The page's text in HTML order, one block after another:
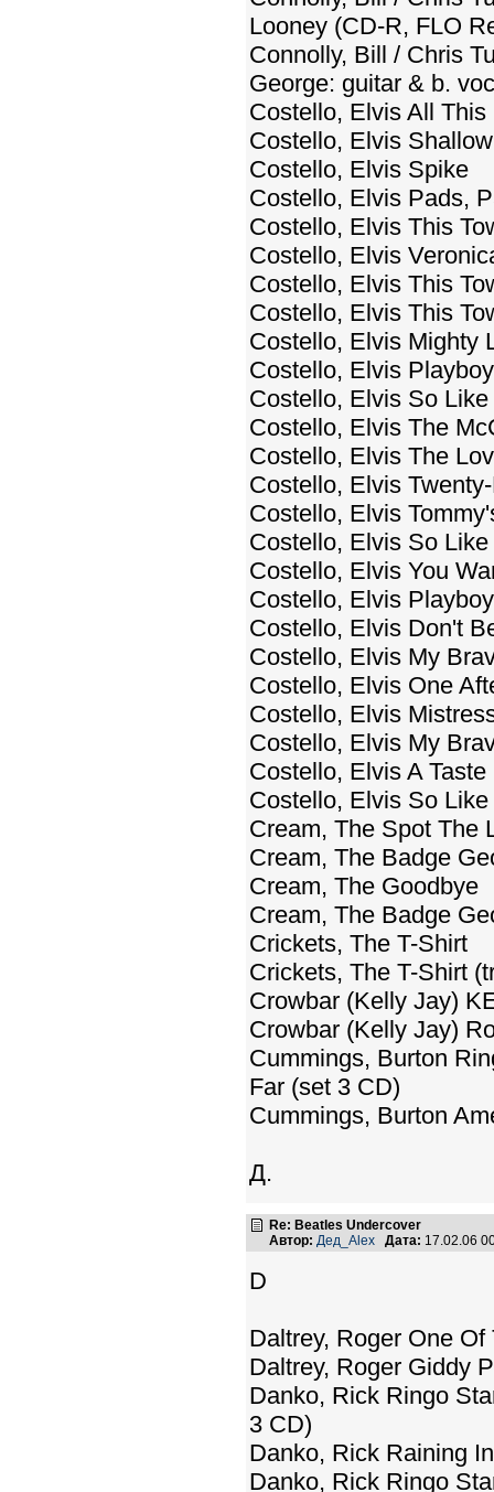
Looney (CD-R, FLO
Connolly, Bill / Chris
George: guitar & b.
Costello, Elvis All
Costello, Elvis
Costello, Elvis Spike
Costello, Elvis Pads,
Costello, Elvis This
Costello, Elvis
Costello, Elvis This
Costello, Elvis This
Costello, Elvis Mighty
Costello, Elvis
Costello, Elvis So
Costello, Elvis The
Costello, Elvis The
Costello, Elvis
Costello, Elvis
Costello, Elvis So
Costello, Elvis You
Costello, Elvis
Costello, Elvis Don't
Costello, Elvis My
Costello, Elvis One
Costello, Elvis
Costello, Elvis My
Costello, Elvis A
Costello, Elvis So
Cream, The Spot The
Cream, The Badge
Cream, The Goodbye
Cream, The Badge
Crickets, The T-Shirt
Crickets, The T-Shirt
Crowbar (Kelly Jay)
Crowbar (Kelly Jay)
Cummings, Burton
Far (set 3 CD)
Cummings, Burton
Д.
Re: Beatles Undercover
Автор: Дед_Alex Дата: 17.02.06
D
Daltrey, Roger One Of
Daltrey, Roger Giddy
Danko, Rick Ringo
3 CD)
Danko, Rick Raining
Danko, Rick Ringo